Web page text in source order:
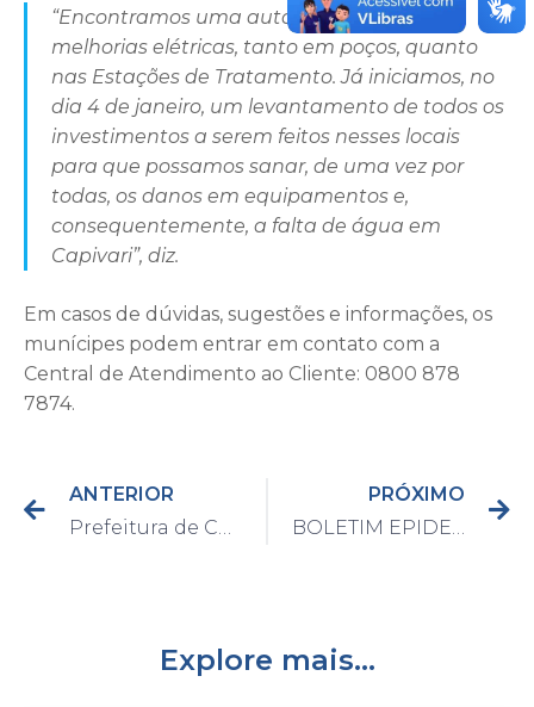
“Encontramos uma autarquia carente de
melhorias elétricas, tanto em poços, quanto
nas Estações de Tratamento. Já iniciamos, no
dia 4 de janeiro, um levantamento de todos os
investimentos a serem feitos nesses locais
para que possamos sanar, de uma vez por
todas, os danos em equipamentos e,
consequentemente, a falta de água em
Capivari”, diz.
Em casos de dúvidas, sugestões e informações, os
munícipes podem entrar em contato com a
Central de Atendimento ao Cliente: 0800 878
7874.
ANTERIOR
PRÓXIMO
Explore mais...